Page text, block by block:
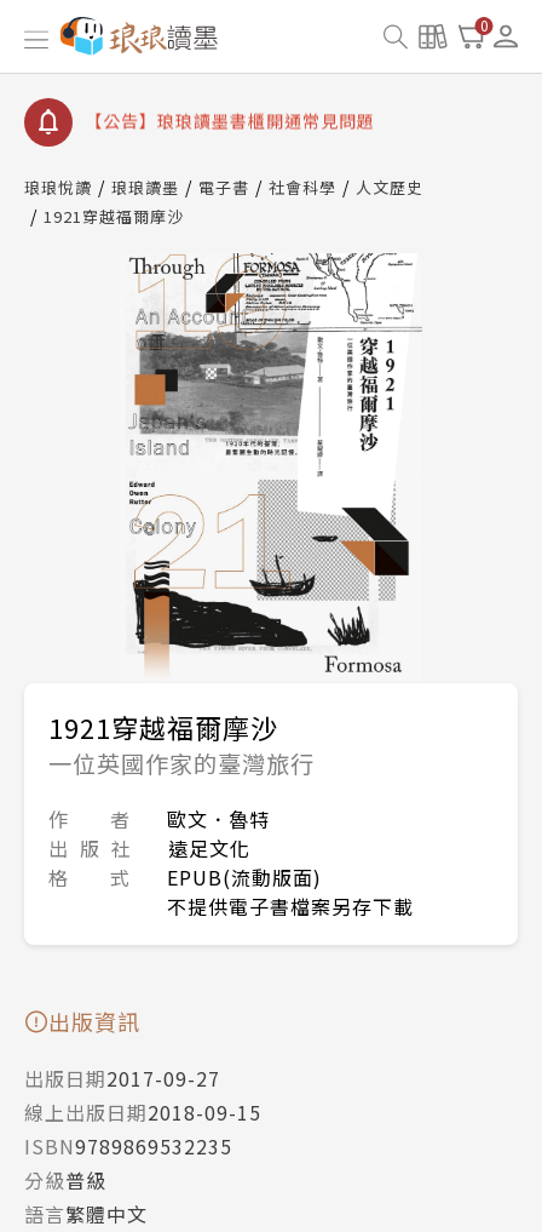
0
【公告】琅琅讀墨數位閱讀資產合併與書櫃開通申請
【公告】琅琅讀墨書櫃開通常見問題
【公告】琅琅讀墨 3 分鐘完成書櫃開通與資產合併申
請圖文教學
查詢
【公告】琅琅讀墨數位閱讀資產合併與書櫃開通申請
琅琅悅讀 琅琅讀墨 電子書 社會科學
人文歷史
1921穿越福爾摩沙
1921穿越福爾摩沙
一位英國作家的臺灣旅行
作 者
歐文．魯特
出 版 社
遠足文化
格 式
EPUB(流動版面)
不提供電子書檔案另存下載
出版資訊
出版日期2017-09-27
線上出版日期2018-09-15
ISBN9789869532235
分級普級
語言繁體中文